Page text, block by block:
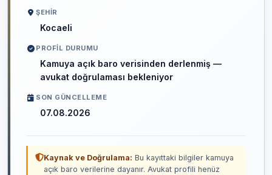
ŞEHIR
Kocaeli
PROFIL DURUMU
Kamuya açık baro verisinden derlenmiş —
avukat doğrulaması bekleniyor
SON GÜNCELLEME
07.08.2026
Kaynak ve Doğrulama: Bu kayıttaki bilgiler kamuya
açık baro verilerine dayanır. Avukat profili henüz